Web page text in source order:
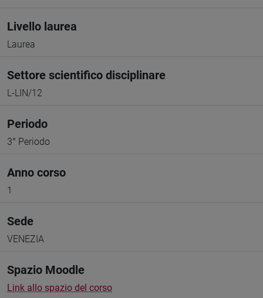
Livello laurea
Laurea
Settore scientifico disciplinare
L-LIN/12
Periodo
3° Periodo
Anno corso
1
Sede
VENEZIA
Spazio Moodle
Link allo spazio del corso